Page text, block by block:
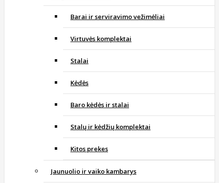
Barai ir serviravimo vežimėliai
Virtuvės komplektai
Stalai
Kėdės
Baro kėdės ir stalai
Stalų ir kėdžių komplektai
Kitos prekes
Jaunuolio ir vaiko kambarys